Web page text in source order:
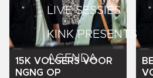
LIVE SESSIES
KINK PRESENTS
AGENDA
15K VOLGERS VOOR
NGNG OP